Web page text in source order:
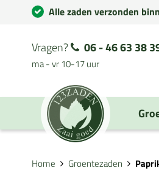
Alle zaden verzonden
Vragen? 06 - 46 63 38
ma - vr 10-17 uur
Home Groentezaden